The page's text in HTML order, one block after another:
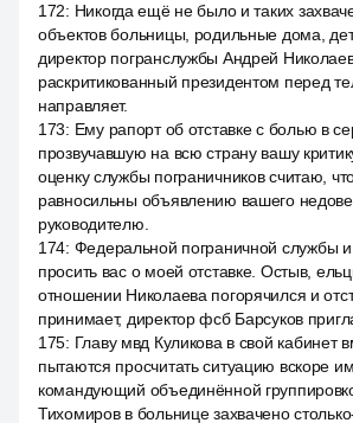
172: Никогда ещё не было и таких
объектов больницы, родильные дома,
директор погранслужбы Андрей
раскритикованный президентом перед
направляет.
173: Ему рапорт об отставке с болью в
прозвучавшую на всю страну вашу
оценку службы пограничников считаю,
равносильны объявлению вашего
руководителю.
174: Федеральной пограничной службы
просить вас о моей отставке. Остыв,
отношении Николаева погорячился и
принимает, директор фсб Барсуков
175: Главу мвд Куликова в свой кабинет
пытаются просчитать ситуацию вскоре
командующий объединённой
Тихомиров в больнице захвачено